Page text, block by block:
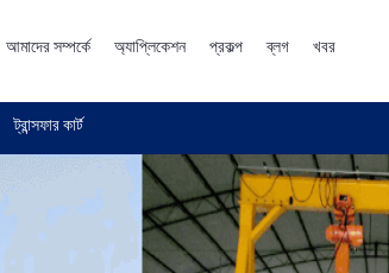
আমাদের সম্পর্কে অ্যাপ্লিকেশন প্রকল্প ব্লগ খবর
ট্রান্সফার কার্ট